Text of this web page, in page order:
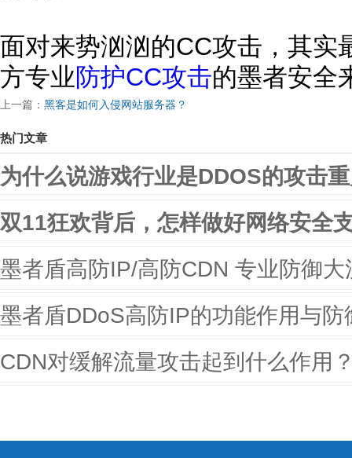
面对来势汹汹的CC攻击，其实
方专业防护CC攻击的墨者安全
上一篇： 黑客是如何入侵网站服务器？
热门文章
为什么说游戏行业是DDOS的攻击
双11狂欢背后，怎样做好网络安全
墨者盾高防IP/高防CDN 专业防御
墨者盾DDoS高防IP的功能作用与防
CDN对缓解流量攻击起到什么作用